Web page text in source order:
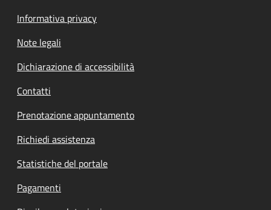
Informativa privacy
Note legali
Dichiarazione di accessibilità
Contatti
Prenotazione appuntamento
Richiedi assistenza
Statistiche del portale
Pagamenti